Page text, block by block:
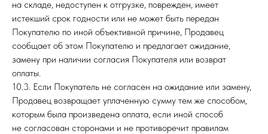
на складе, недоступен к отгрузке, поврежден, имеет
истекший срок годности или не может быть передан
Покупателю по иной объективной причине, Продавец
сообщает об этом Покупателю и предлагает ожидание,
замену при наличии согласия Покупателя или возврат
оплаты.
10.3. Если Покупатель не согласен на ожидание или замену,
Продавец возвращает уплаченную сумму тем же способом,
которым была произведена оплата, если иной способ
не согласован сторонами и не противоречит правилам